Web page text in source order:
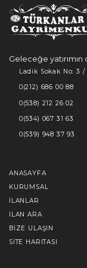
Geleceğe
Ladik Sokak No: 3
0(212) 686 00 88
0(538) 212 26 02
0(534) 067 31 63
0(539) 948 37 93
ANASAYFA
KURUMSAL
İLANLAR
İLAN ARA
BIZE ULAŞIN
SITE HARITASI